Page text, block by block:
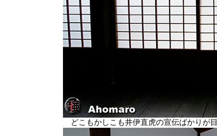
どこもかしこも井伊直虎の宣伝ばかりが